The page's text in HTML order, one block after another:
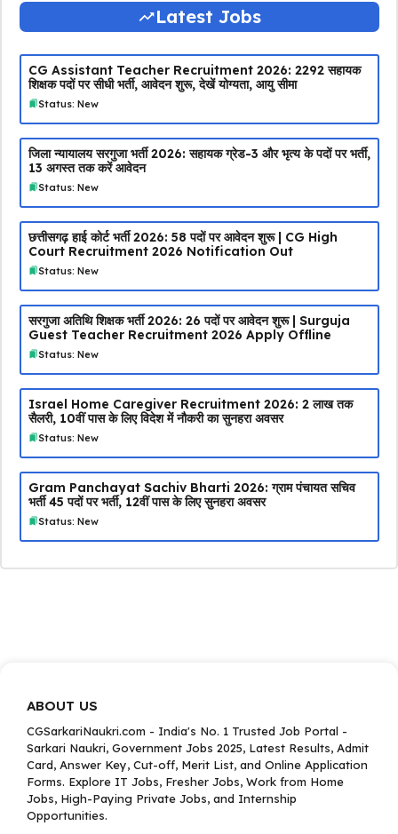
Latest Jobs
CG Assistant Teacher Recruitment 2026: 2292 सहायक
शिक्षक पदों पर सीधी भर्ती, आवेदन शुरू, देखें योग्यता, आयु सीमा
Status: New
जिला न्यायालय सरगुजा भर्ती 2026: सहायक ग्रेड-3 और भृत्य के पदों पर भर्ती,
13 अगस्त तक करें आवेदन
Status: New
छत्तीसगढ़ हाई कोर्ट भर्ती 2026: 58 पदों पर आवेदन शुरू | CG High
Court Recruitment 2026 Notification Out
Status: New
सरगुजा अतिथि शिक्षक भर्ती 2026: 26 पदों पर आवेदन शुरू | Surguja
Guest Teacher Recruitment 2026 Apply Offline
Status: New
Israel Home Caregiver Recruitment 2026: ₹2 लाख तक
सैलरी, 10वीं पास के लिए विदेश में नौकरी का सुनहरा अवसर
Status: New
Gram Panchayat Sachiv Bharti 2026: ग्राम पंचायत सचिव
भर्ती 45 पदों पर भर्ती, 12वीं पास के लिए सुनहरा अवसर
Status: New
ABOUT US
CGSarkariNaukri.com - India's No. 1 Trusted Job Portal -
Sarkari Naukri, Government Jobs 2025, Latest Results, Admit
Card, Answer Key, Cut-off, Merit List, and Online Application
Forms. Explore IT Jobs, Fresher Jobs, Work from Home
Jobs, High-Paying Private Jobs, and Internship
Opportunities.